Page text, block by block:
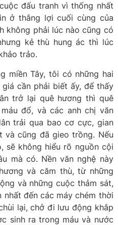
đấu tranh vì thống nhất
ở thắng lợi cuối cùng của
không phải lúc nào cũng có
kẻ thù hung ác thì lúc
trảo.
miền Tây, tôi có những hai
cần phải biết ấy, để thấy
trở lại quê hương thì quê
đổ, và các anh chị văn
trải qua bao cơ cực, gian
và cũng đã gieo trồng. Nếu
sẽ không hiểu rõ nguồn cội
mà có. Nền văn nghệ này
và căm thù, từ những
và những cuộc thảm sát,
nhất đến các máy chém thời
lại, chở đi lưu động khắp
sinh ra trong máu và nước